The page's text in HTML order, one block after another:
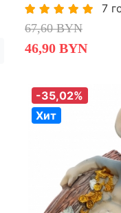
7
67,60 BYN
46,90 BYN
-35,02%
Хит